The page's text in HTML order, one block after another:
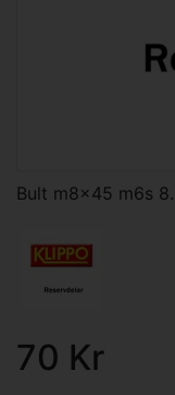
Bult m8x45 m6s
70 Kr